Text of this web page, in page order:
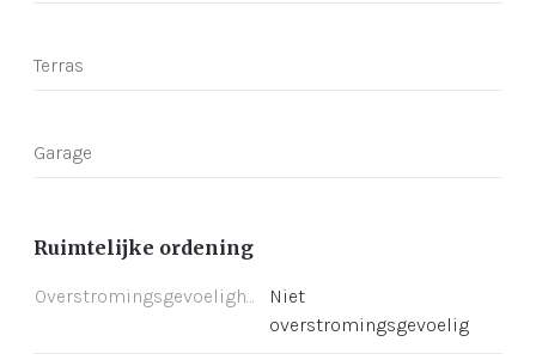
Terras
Garage
Ruimtelijke ordening
Niet
overstromingsgevoelig